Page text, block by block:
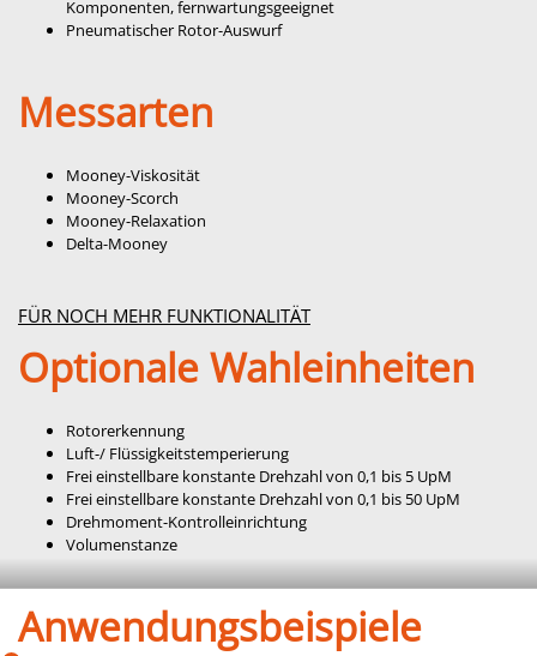
Komponenten, fernwartungsgeeignet
Pneumatischer Rotor-Auswurf
Messarten
Mooney-Viskosität
Mooney-Scorch
Mooney-Relaxation
Delta-Mooney
FÜR NOCH MEHR FUNKTIONALITÄT
Optionale Wahleinheiten
Rotorerkennung
Luft-/ Flüssigkeitstemperierung
Frei einstellbare konstante Drehzahl von 0,1 bis 5 UpM
Frei einstellbare konstante Drehzahl von 0,1 bis 50 UpM
Drehmoment-Kontrolleinrichtung
Volumenstanze
Anwendungsbeispiele